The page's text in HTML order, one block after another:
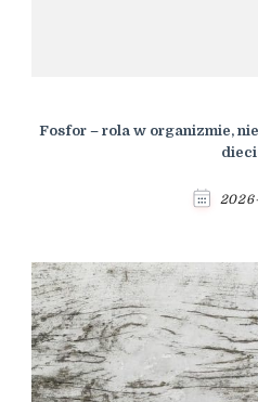
Fosfor – rola w organizmie,